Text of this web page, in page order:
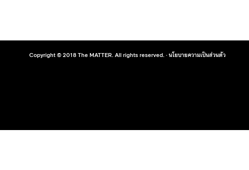
Copyright © 2018 The MATTER. All rights reserved. ·นโยบายความเป็นส่วนตัว